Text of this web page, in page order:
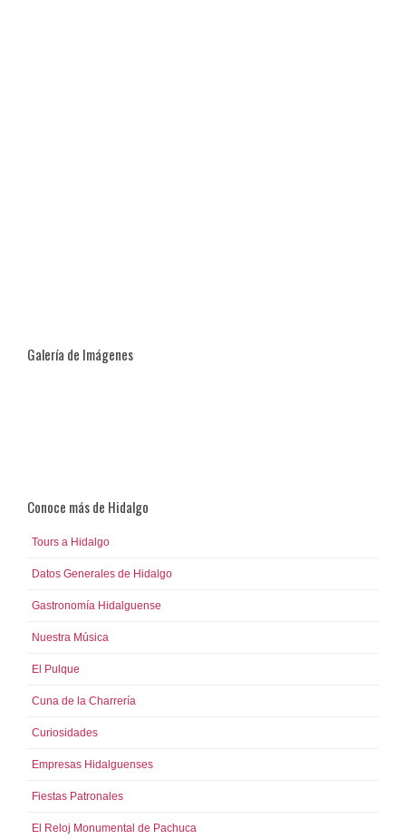
Galería de Imágenes
Conoce más de Hidalgo
Tours a Hidalgo
Datos Generales de Hidalgo
Gastronomía Hidalguense
Nuestra Música
El Pulque
Cuna de la Charrería
Curiosidades
Empresas Hidalguenses
Fiestas Patronales
El Reloj Monumental de Pachuca